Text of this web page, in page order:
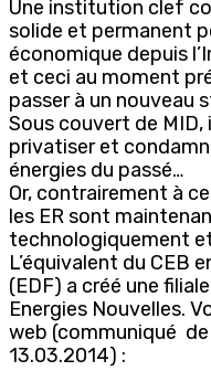
Une institution clef
solide et permanent
économique depuis
et ceci au moment
passer à un nouveau
Sous couvert de MID,
privatiser et
énergies du passé…
Or, contrairement à
les ER sont
technologiquement
L’équivalent du CEB
(EDF) a créé une
Energies Nouvelles.
web (communiqué
13.03.2014) :